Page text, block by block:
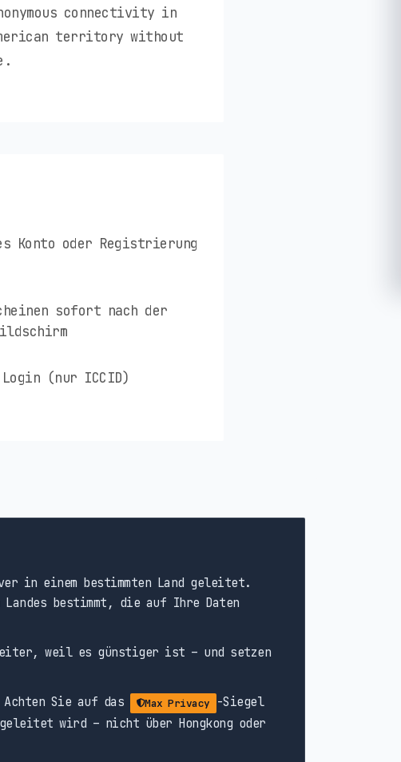
connectivity in
territory without
Konto oder Registrierung
sofort nach der
(nur ICCID)
in einem bestimmten Land geleitet.
Landes bestimmt, die auf Ihre Daten
weil es günstiger ist – und setzen
Sie auf das Max Privacy
-Siegel
wird – nicht über Hongkong oder